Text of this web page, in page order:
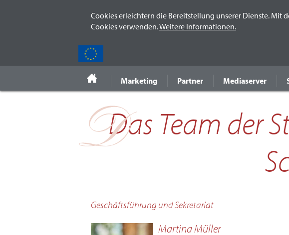
Cookies erleichtern die Bereitstellung unserer Dienste. Mit
Cookies verwenden.Weitere Informationen.
Marketing Partner Mediaserver
Sie befinden sich hier:
Das Team der
Geschäftsführung und Sekretariat
Martina Müller